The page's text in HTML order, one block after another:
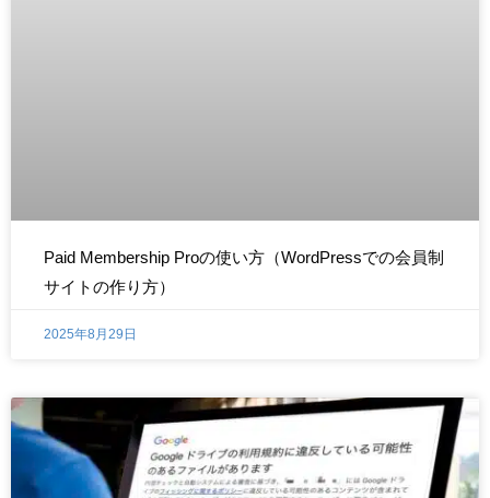
Paid Membership Proの使い方（WordPressでの会員制
サイトの作り方）
2025年8月29日